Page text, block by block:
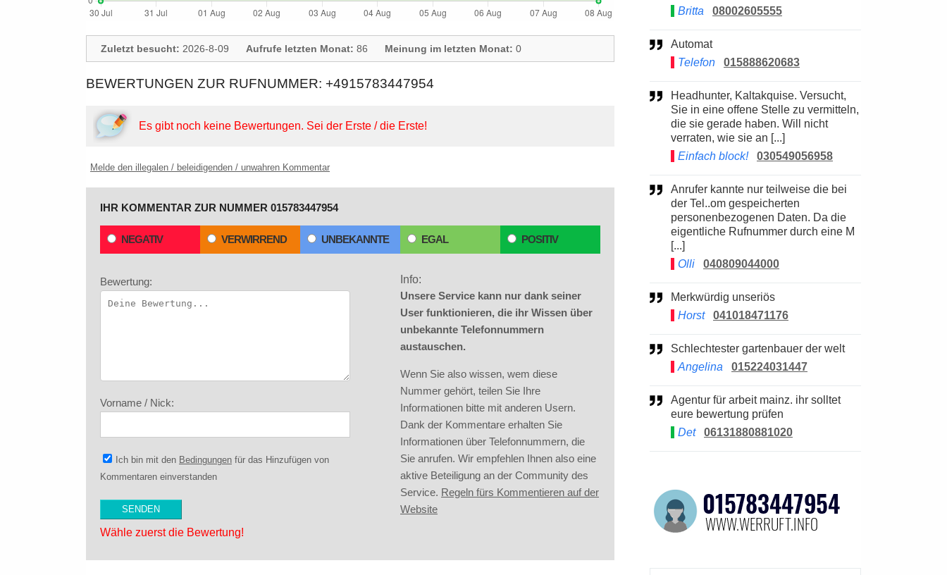
Zuletzt besucht: 2026-8-09 Aufrufe letzten Monat: 86 Meinung im letzten Monat: 0
BEWERTUNGEN ZUR RUFNUMMER: +4915783447954
Es gibt noch keine Bewertungen. Sei der Erste / die Erste!
Melde den illegalen / beleidigenden / unwahren Kommentar
IHR KOMMENTAR ZUR NUMMER 015783447954
NEGATIV VERWIRREND UNBEKANNTE EGAL POSITIV
Bewertung:
Vorname / Nick:
Ich bin mit den Bedingungen für das Hinzufügen von
Kommentaren einverstanden
Wähle zuerst die Bewertung!
Info:
Unsere Service kann nur dank seiner
User funktionieren, die ihr Wissen über
unbekannte Telefonnummern
austauschen.
Wenn Sie also wissen, wem diese
Nummer gehört, teilen Sie Ihre
Informationen bitte mit anderen Usern.
Dank der Kommentare erhalten Sie
Informationen über Telefonnummern, die
Sie anrufen. Wir empfehlen Ihnen also eine
aktive Beteiligung an der Community des
Service. Regeln fürs Kommentieren auf der
Website
Britta
08002605555
Automat
Telefon
015888620683
Headhunter, Kaltakquise. Versucht,
Sie in eine offene Stelle zu vermitteln,
die sie gerade haben. Will nicht
verraten, wie sie an [...]
Einfach block!
030549056958
Anrufer kannte nur teilweise die bei
der Tel..om gespeicherten
personenbezogenen Daten. Da die
eigentliche Rufnummer durch eine M
[...]
Olli
040809044000
Merkwürdig unseriös
Horst
041018471176
Schlechtester gartenbauer der welt
Angelina
015224031447
Agentur für arbeit mainz. ihr solltet
eure bewertung prüfen
Det
06131880881020